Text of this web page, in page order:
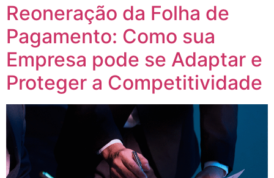
Reoneração da Folha de
Pagamento: Como sua
Empresa pode se Adaptar e
Proteger a Competitividade